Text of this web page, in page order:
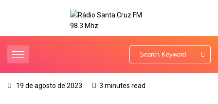
19 de agosto de 2023 3 minutes read